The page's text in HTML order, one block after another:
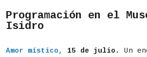
Programación en el
Isidro
Amor místico, 15 de julio.
Un